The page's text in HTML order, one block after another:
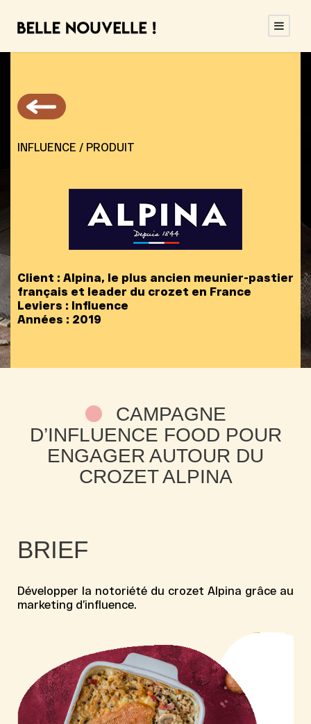
INFLUENCE / PRODUIT
Client : Alpina, le plus ancien meunier-pastier
français et leader du crozet en France
Leviers : Influence
Années : 2019
CAMPAGNE
D’INFLUENCE FOOD POUR
ENGAGER AUTOUR DU
CROZET ALPINA
BRIEF
Développer la notoriété du crozet Alpina grâce au
marketing d’influence.